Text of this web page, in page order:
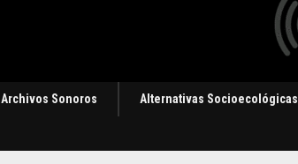
Archivos Sonoros Alternativas Socioecológicas